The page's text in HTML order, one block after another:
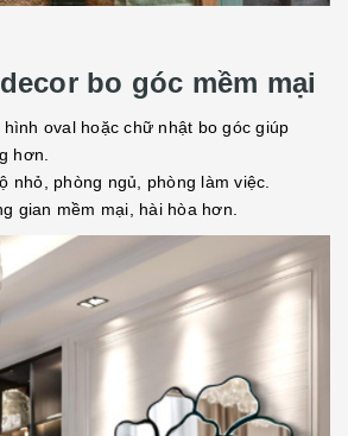
bo góc mềm mại
oval hoặc chữ nhật bo góc giúp
hơn.
nhỏ, phòng ngủ, phòng làm việc.
gian mềm mại, hài hòa hơn.